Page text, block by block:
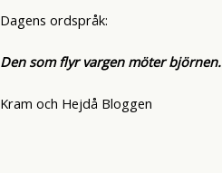
Dagens ordspråk:
Den som flyr vargen möter björnen.
Kram och Hejdå Bloggen